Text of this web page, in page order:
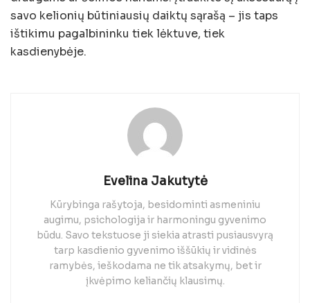
savo kelionių būtiniausių daiktų sąrašą – jis taps
ištikimu pagalbininku tiek lėktuve, tiek
kasdienybėje.
Evelina Jakutytė
Kūrybinga rašytoja, besidominti asmeniniu
augimu, psichologija ir harmoningu gyvenimo
būdu. Savo tekstuose ji siekia atrasti pusiausvyrą
tarp kasdienio gyvenimo iššūkių ir vidinės
ramybės, ieškodama ne tik atsakymų, bet ir
įkvėpimo keliančių klausimų.